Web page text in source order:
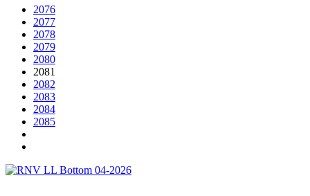
2076
2077
2078
2079
2080
2081
2082
2083
2084
2085